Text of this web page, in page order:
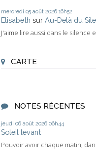
mercredi 05 août 2026 16h52
Elisabeth sur Au-Delà du
J'aime lire aussi dans le silence
CARTE
NOTES RÉCENTES
jeudi 06 août 2026 06h44
Soleil levant
Pouvoir avoir chaque matin,